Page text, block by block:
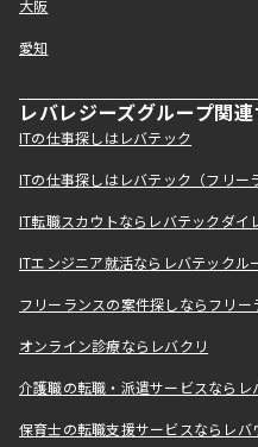
大阪
愛知
レバレジーズグループ関
ITの仕事探しはレバテック
ITの仕事探しはレバテック（フリー
IT転職スカウトならレバテックダイ
ITエンジニア就活ならレバテックル
フリーランスの案件探しならフリー
オンライン診療ならレバクリ
介護職の転職・派遣サービスならレ
保育士の転職支援サービスならレバ